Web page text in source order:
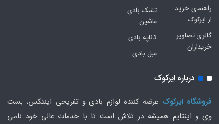
راهنمای خرید
از ایرکوک
گالری تصاویر
خریداران
تشک بادی
ماشین
کاناپه بادی
مبل بادی
درباره ایرکوک
فروشگاه ایرکوک عرضه کننده لوازم بادی و تفریحی اینتکس، بست
وی و اینتایم همیشه در تلاش است تا با خدمات عالی خود نامی